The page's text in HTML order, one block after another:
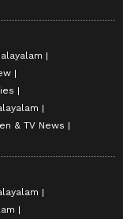
& TV News